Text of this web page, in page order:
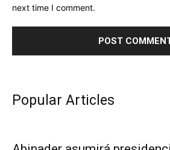
next time I comment.
Popular Articles